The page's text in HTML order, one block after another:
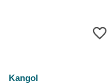
Kangol